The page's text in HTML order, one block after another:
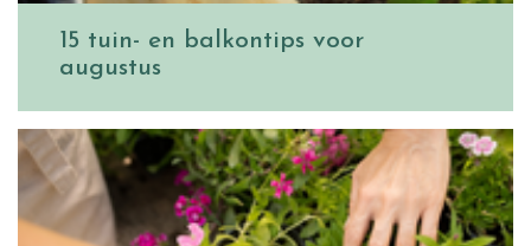
15 tuin- en balkontips voor
augustus